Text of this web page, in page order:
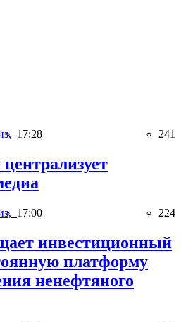
17:28 241
17:00 224
инвестиционный
платформу
ненефтяного